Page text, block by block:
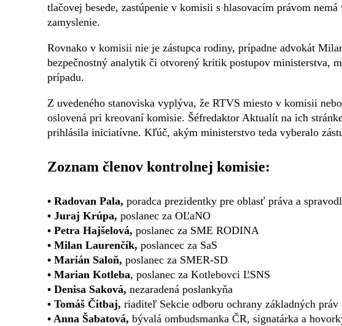
tlačovej besede, zastúpenie v komisii s hlasovacím právom
zamyslenie.
Rovnako v komisii nie je zástupca rodiny, prípadne advokát
bezpečnostný analytik či otvorený kritik postupov ministerstva,
prípadu.
Z uvedeného stanoviska vyplýva, že RTVS miesto v komisii
oslovená pri kreovaní komisie. Šéfredaktor Aktualít na ich
prihlásila iniciatívne. Kľúč, akým ministerstvo teda vyberalo
Zoznam členov kontrolnej komisie:
• Radovan Pala, poradca prezidentky pre oblasť práva a
• Juraj Krúpa, poslanec za OĽaNO
• Petra Hajšelová, poslanec za SME RODINA
• Milan Laurenčík, poslancec za SaS
• Marián Saloň, poslanec za SMER-SD
• Marian Kotleba, poslanec za Kotlebovci ĽSNS
• Denisa Saková, nezaradená poslankyňa
• Tomáš Čitbaj, riaditeľ Sekcie odboru ochrany základných
• Anna Šabatová, bývalá ombudsmanka ČR, signatárka a